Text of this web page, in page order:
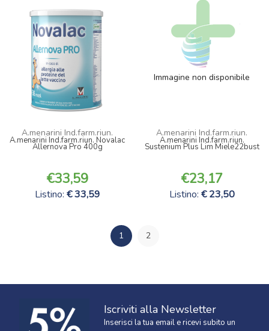
A.menarini Ind.farm.riun.
A.menarini Ind.farm.riun. Novalac
Allernova Pro 400g
33,59
Listino: 33,59
Immagine non disponibile
A.menarini Ind.farm.riun.
A.menarini Ind.farm.riun.
Sustenium Plus Lim Miele22bust
23,17
Listino: 23,50
1 2
Iscriviti alla Newsletter
Inserisci la tua email e ricevi subito un